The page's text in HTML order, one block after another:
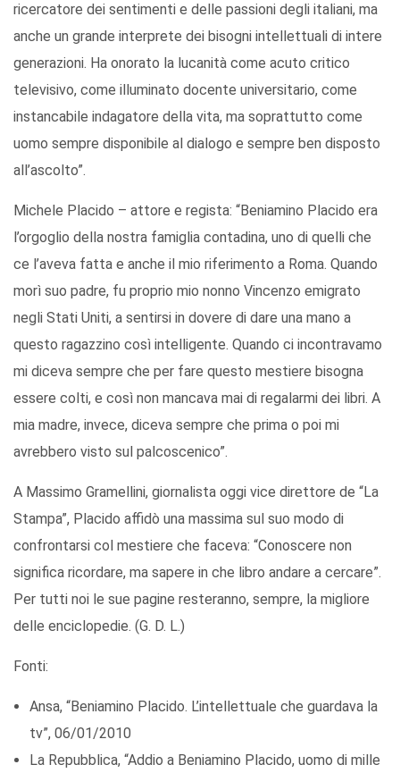
ricercatore dei sentimenti e delle passioni degli italiani, ma
anche un grande interprete dei bisogni intellettuali di intere
generazioni. Ha onorato la lucanità come acuto critico
televisivo, come illuminato docente universitario, come
instancabile indagatore della vita, ma soprattutto come
uomo sempre disponibile al dialogo e sempre ben disposto
all’ascolto”.
Michele Placido – attore e regista: “Beniamino Placido era
l’orgoglio della nostra famiglia contadina, uno di quelli che
ce l’aveva fatta e anche il mio riferimento a Roma. Quando
morì suo padre, fu proprio mio nonno Vincenzo emigrato
negli Stati Uniti, a sentirsi in dovere di dare una mano a
questo ragazzino così intelligente. Quando ci incontravamo
mi diceva sempre che per fare questo mestiere bisogna
essere colti, e così non mancava mai di regalarmi dei libri. A
mia madre, invece, diceva sempre che prima o poi mi
avrebbero visto sul palcoscenico”.
A Massimo Gramellini, giornalista oggi vice direttore de “La
Stampa”, Placido affidò una massima sul suo modo di
confrontarsi col mestiere che faceva: “Conoscere non
significa ricordare, ma sapere in che libro andare a cercare”.
Per tutti noi le sue pagine resteranno, sempre, la migliore
delle enciclopedie. (G. D. L.)
Fonti:
Ansa, “Beniamino Placido. L’intellettuale che guardava la
tv”, 06/01/2010
La Repubblica, “Addio a Beniamino Placido, uomo di mille